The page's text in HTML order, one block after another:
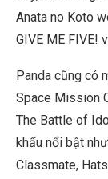
Anata no Koto
GIVE ME FIVE!
Panda cũng có
Space Mission
The Battle of
khấu nổi bật
Classmate,